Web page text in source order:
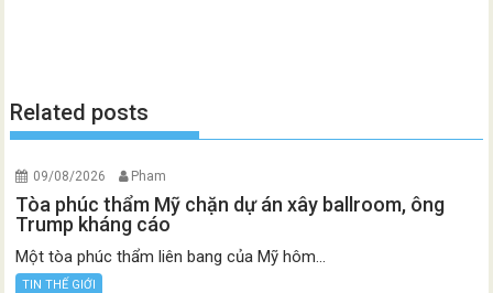
Related posts
09/08/2026 Pham
Tòa phúc thẩm Mỹ chặn dự án xây ballroom, ông
Trump kháng cáo
Một tòa phúc thẩm liên bang của Mỹ hôm...
TIN THẾ GIỚI